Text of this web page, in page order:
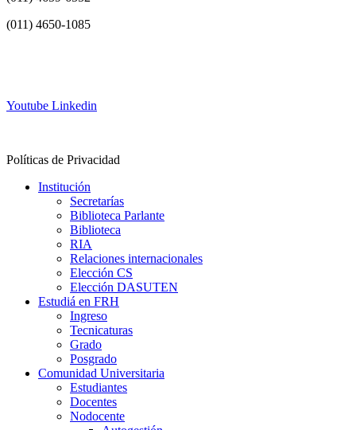
(011) 4650-1085
Youtube Linkedin
Políticas de Privacidad
Institución
Secretarías
Biblioteca Parlante
Biblioteca
RIA
Relaciones internacionales
Elección CS
Elección DASUTEN
Estudiá en FRH
Ingreso
Tecnicaturas
Grado
Posgrado
Comunidad Universitaria
Estudiantes
Docentes
Nodocente